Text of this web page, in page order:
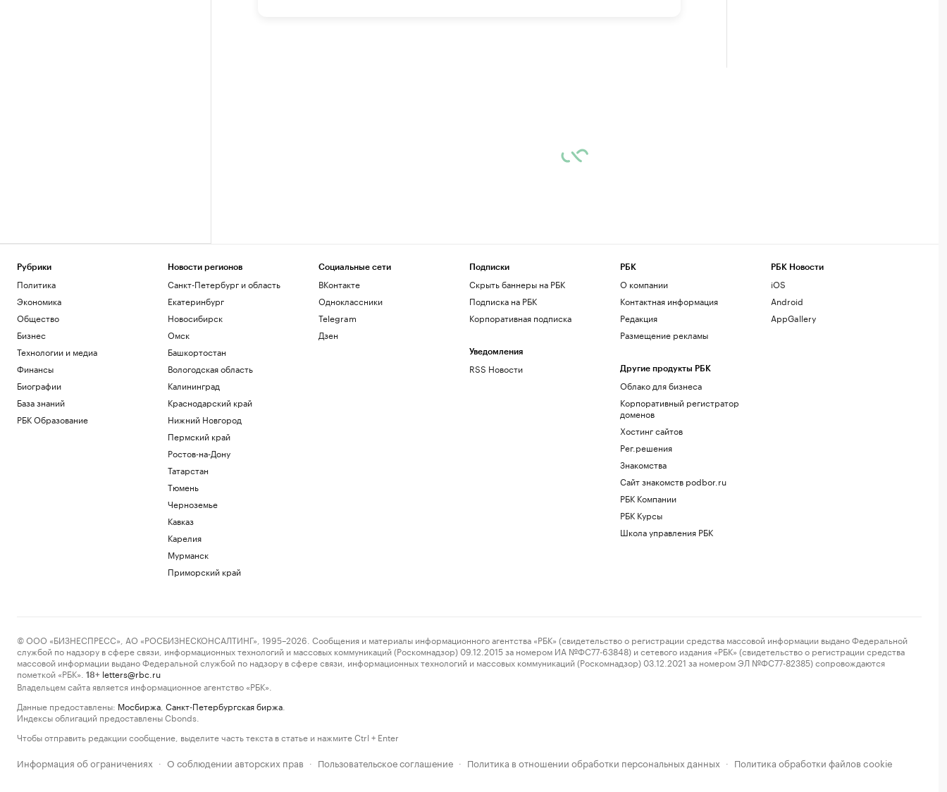
Рубрики
Политика
Экономика
Общество
Бизнес
Технологии и медиа
Финансы
Биографии
База знаний
РБК Образование
Новости регионов
Санкт-Петербург и область
Екатеринбург
Новосибирск
Омск
Башкортостан
Вологодская область
Калининград
Краснодарский край
Нижний Новгород
Пермский край
Ростов-на-Дону
Татарстан
Тюмень
Черноземье
Кавказ
Карелия
Мурманск
Приморский край
Социальные сети
ВКонтакте
Одноклассники
Telegram
Дзен
Подписки
Скрыть баннеры на РБК
Подписка на РБК
Корпоративная подписка
Уведомления
RSS Новости
РБК
О компании
Контактная информация
Редакция
Размещение рекламы
Другие продукты РБК
Облако для бизнеса
Корпоративный регистратор
доменов
Хостинг сайтов
Рег.решения
Знакомства
Сайт знакомств podbor.ru
РБК Компании
РБК Курсы
Школа управления РБК
РБК Новости
iOS
Android
AppGallery
© ООО «БИЗНЕСПРЕСС», АО «РОСБИЗНЕСКОНСАЛТИНГ», 1995–2026. Сообщения и материалы информационного агентства «РБК» (свидетельство о регистрации средства массовой информации выдано Федеральной
службой по надзору в сфере связи, информационных технологий и массовых коммуникаций (Роскомнадзор) 09.12.2015 за номером ИА №ФС77-63848) и сетевого издания «РБК» (свидетельство о регистрации средства
массовой информации выдано Федеральной службой по надзору в сфере связи, информационных технологий и массовых коммуникаций (Роскомнадзор) 03.12.2021 за номером ЭЛ №ФС77-82385) сопровождаются
пометкой «РБК».
18+ letters@rbc.ru
Владельцем сайта является информационное агентство «РБК».
Данные предоставлены: Мосбиржа Санкт-Петербургская биржа
Индексы облигаций предоставлены Cbonds.
Чтобы отправить редакции сообщение, выделите часть текста в статье и нажмите Ctrl + Enter
Информация об ограничениях · О соблюдении авторских прав · Пользовательское соглашение · Политика в отношении обработки персональных данных · Политика обработки файлов cookie